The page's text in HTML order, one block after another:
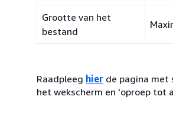
Grootte van het
bestand
Raadpleeg hier de pagina met
het wekscherm en 'oproep tot